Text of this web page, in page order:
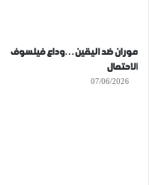
موران ضد اليقين…وداع فيلسوف
الاحتمال
07/06/2026